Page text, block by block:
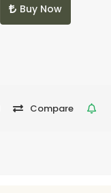
Buy Now
Compare